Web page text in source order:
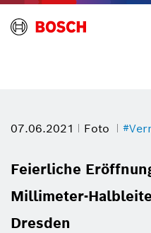
07.06.2021 Foto
Feierliche
Millimeter-
Dresden